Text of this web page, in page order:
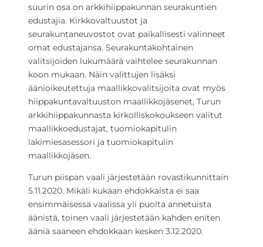
suurin osa on arkkihiippakunnan seurakuntien
edustajia. Kirkkovaltuustot ja
seurakuntaneuvostot ovat paikallisesti valinneet
omat edustajansa. Seurakuntakohtainen
valitsijoiden lukumäärä vaihtelee seurakunnan
koon mukaan. Näin valittujen lisäksi
äänioikeutettuja maallikkovalitsijoita ovat myös
hiippakuntavaltuuston maallikkojäsenet, Turun
arkkihiippakunnasta kirkolliskokoukseen valitut
maallikkoedustajat, tuomiokapitulin
lakimiesasessori ja tuomiokapitulin
maallikkojäsen.
Turun piispan vaali järjestetään rovastikunnittain
5.11.2020. Mikäli kukaan ehdokkaista ei saa
ensimmäisessä vaalissa yli puolta annetuista
äänistä, toinen vaali järjestetään kahden eniten
ääniä saaneen ehdokkaan kesken 3.12.2020.